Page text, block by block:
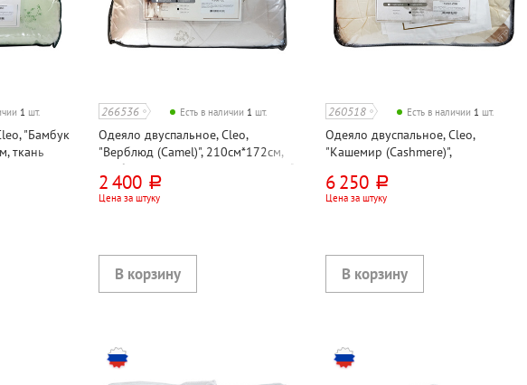
1 шт.
"Бамбук
ткань
266536 Есть в наличии 1 шт.
Одеяло двуспальное, Cleo,
"Верблюд (Camel)", 210см*172см,
верблюжий пласт, политик, 300г⁄м²
2 400 руб.
Цена за штуку
260518 Есть в наличии 1 шт.
Одеяло двуспальное, Cleo,
"Кашемир (Cashmere)",
силиконизированное волокно,
тик, 300г⁄м²
6 250 руб.
Цена за штуку